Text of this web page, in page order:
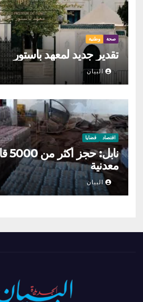
صحة وطنية
تقدير جديد لمعهد باستور
البيان
اقتصاد قضايا
معدنية
البيان